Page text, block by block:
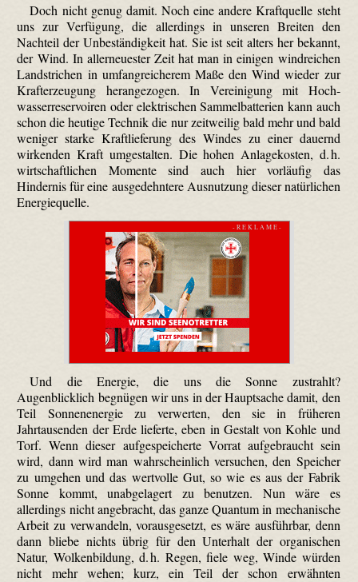
Doch nicht genug damit. Noch eine andere Kraftquelle steht
uns zur Verfügung, die allerdings in unseren Breiten den
Nachteil der Unbeständigkeit hat. Sie ist seit alters her bekannt,
der Wind. In allerneuester Zeit hat man in einigen windreichen
Landstrichen in umfangreicherem Maße den Wind wieder zur
Krafterzeugung herangezogen. In Vereinigung mit Hoch­
wasser­reser­voiren oder elektrischen Sammelbatterien kann auch
schon die heutige Technik die nur zeitweilig bald mehr und bald
weniger starke Kraftlieferung des Windes zu einer dauernd
wirkenden Kraft umgestalten. Die hohen Anlagekosten, d. h.
wirtschaftlichen Momente sind auch hier vorläufig das
Hindernis für eine ausgedehntere Ausnutzung dieser natürlichen
Energiequelle.
- R E K L A M E -
Und die Energie, die uns die Sonne zustrahlt?
Augenblicklich begnügen wir uns in der Hauptsache damit, den
Teil Sonnenenergie zu verwerten, den sie in früheren
Jahrtausenden der Erde lieferte, eben in Gestalt von Kohle und
Torf. Wenn dieser aufgespeicherte Vorrat aufgebraucht sein
wird, dann wird man wahrscheinlich versuchen, den Speicher
zu umgehen und das wertvolle Gut, so wie es aus der Fabrik
Sonne kommt, unabge­lagert zu benutzen. Nun wäre es
allerdings nicht angebracht, das ganze Quantum in mechanische
Arbeit zu verwandeln, vorausgesetzt, es wäre ausführbar, denn
dann bliebe nichts übrig für den Unterhalt der organischen
Natur, Wolkenbildung, d. h. Regen, fiele weg, Winde würden
nicht mehr wehen; kurz, ein Teil der schon erwähnten